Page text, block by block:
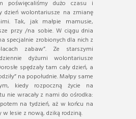
poświęcaliśmy dużo czasu i
dzień wolontariusze na zmianę
Tak, jak małpie mamusie,
przy /na sobie. W ciągu dnia
specjalnie zrobionych dla nich z
zabaw”. Ze starszymi
dyżurni wolontariusze
spędzały tam cały dzień, a
na popołudnie. Małpy same
kiedy rozpoczną życie na
nie wracały z nami do ośrodka:
na tydzień, aż w końcu na
w lesie z nową, dziką rodziną.